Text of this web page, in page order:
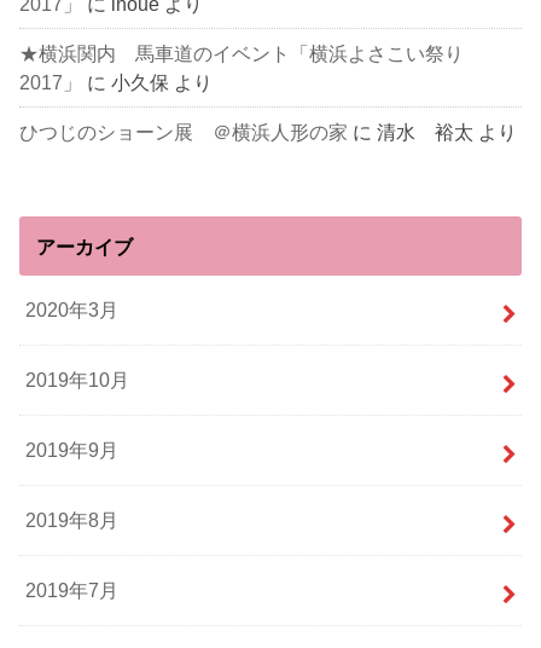
★横浜関内 馬車道のイベント「横浜よさこい祭り
2017」
に小久保 より
ひつじのショーン展 ＠横浜人形の家 に清水 裕太 より
アーカイブ
2020年3月
2019年10月
2019年9月
2019年8月
2019年7月